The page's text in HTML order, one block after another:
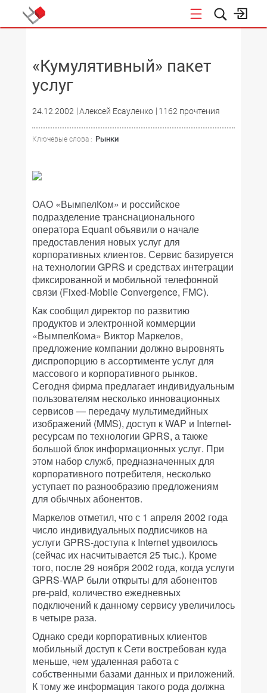
«Кумулятивный» пакет
услуг
24.12.2002 Алексей Есауленко 1162 прочтения
Ключевые слова : Рынки
ОАО «ВымпелКом» и российское
подразделение транснационального
оператора Equant объявили о начале
предоставления новых услуг для
корпоративных клиентов. Сервис базируется
на технологии GPRS и средствах интеграции
фиксированной и мобильной телефонной
связи (Fixed-Mobile Convergence, FMC).
Как сообщил директор по развитию
продуктов и электронной коммерции
«ВымпелКома» Виктор Маркелов,
предложение компании должно выровнять
диспропорцию в ассортименте услуг для
массового и корпоративного рынков.
Сегодня фирма предлагает индивидуальным
пользователям несколько инновационных
сервисов — передачу мультимедийных
изображений (MMS), доступ к WAP и Internet-
ресурсам по технологии GPRS, а также
большой блок информационных услуг. При
этом набор служб, предназначенных для
корпоративного потребителя, несколько
уступает по разнообразию предложениям
для обычных абонентов.
Маркелов отметил, что с 1 апреля 2002 года
число индивидуальных подписчиков на
услуги GPRS-доступа к Internet удвоилось
(сейчас их насчитывается 25 тыс.). Кроме
того, после 29 ноября 2002 года, когда услуги
GPRS-WAP были открыты для абонентов
pre-paid, количество ежедневных
подключений к данному сервису увеличилось
в четыре раза.
Однако среди корпоративных клиентов
мобильный доступ к Сети востребован куда
меньше, чем удаленная работа с
собственными базами данных и приложений.
К тому же информация такого рода должна